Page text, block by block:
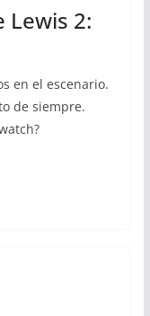
Lewis 2:
en el escenario.
de siempre.